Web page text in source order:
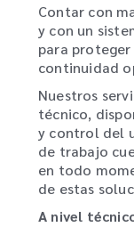
Contar con
y con un
para
continuidad
Nuestros
técnico,
y control del
de trabajo
en todo
de estas
A nivel